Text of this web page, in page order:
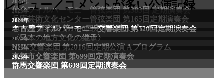
レビュー／コメントが多い公演記録
2025年
仙台フィルハーモニー管弦楽団 第383回 定期演奏会
2025年
兵庫芸術文化センター管弦楽団 第165回定期演奏会
2011年
NHK交響楽団 第1706回定期公演Aプログラム
2024年
名古屋フィルハーモニー交響楽団 第520回定期演奏会
〈日本の地方文化の継承〉
2024年
NHK交響楽団 第2016回定期公演 Aプログラム
2025年
京都市交響楽団 第699回定期演奏会
2025年
群馬交響楽団 第608回定期演奏会